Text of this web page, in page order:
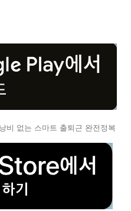
비 없는 스마트 출퇴근 완전정복